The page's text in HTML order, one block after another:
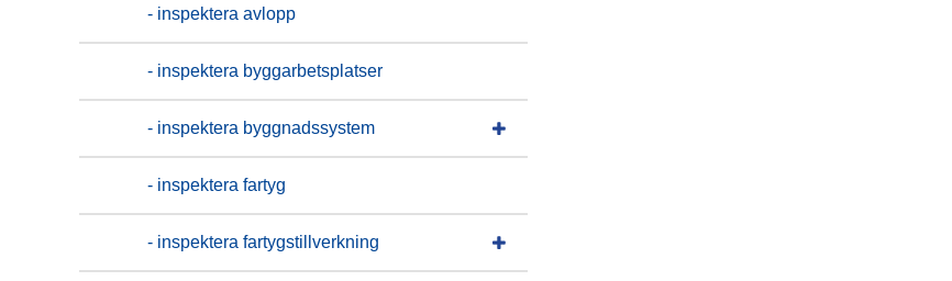
- inspektera avlopp
- inspektera byggarbetsplatser
- inspektera byggnadssystem
- inspektera fartyg
- inspektera fartygstillverkning